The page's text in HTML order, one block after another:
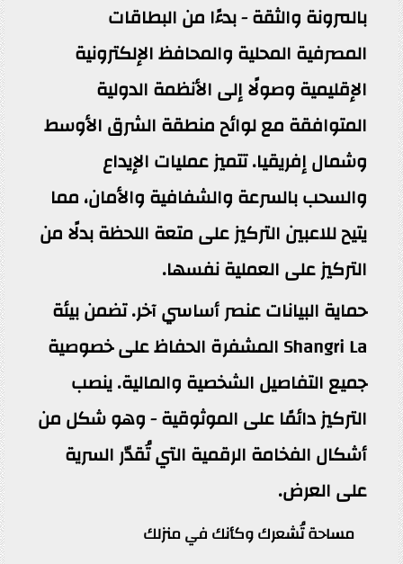
بالمرونة والثقة - بدءًا من البطاقات
المصرفية المحلية والمحافظ الإلكترونية
الإقليمية وصولًا إلى الأنظمة الدولية
المتوافقة مع لوائح منطقة الشرق الأوسط
وشمال إفريقيا. تتميز عمليات الإيداع
والسحب بالسرعة والشفافية والأمان، مما
يتيح للاعبين التركيز على متعة اللحظة بدلًا من
التركيز على العملية نفسها.
حماية البيانات عنصر أساسي آخر. تضمن بيئة
Shangri La المشفرة الحفاظ على خصوصية
جميع التفاصيل الشخصية والمالية. ينصب
التركيز دائمًا على الموثوقية - وهو شكل من
أشكال الفخامة الرقمية التي تُقدّر السرية
على العرض.
مساحة تُشعرك وكأنك في منزلك